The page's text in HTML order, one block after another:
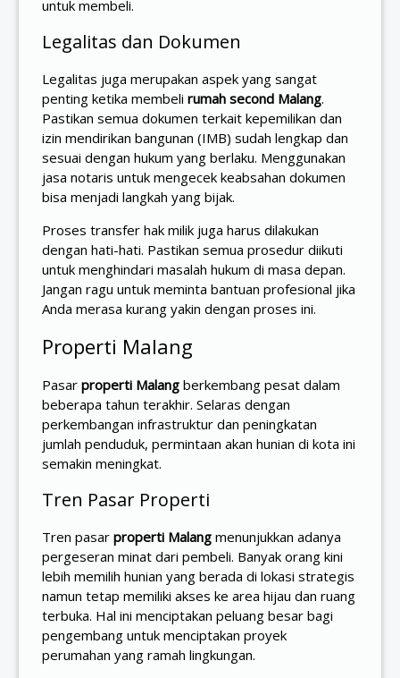
untuk membeli.
Legalitas dan Dokumen
Legalitas juga merupakan aspek yang sangat
penting ketika membeli rumah second Malang.
Pastikan semua dokumen terkait kepemilikan dan
izin mendirikan bangunan (IMB) sudah lengkap dan
sesuai dengan hukum yang berlaku. Menggunakan
jasa notaris untuk mengecek keabsahan dokumen
bisa menjadi langkah yang bijak.
Proses transfer hak milik juga harus dilakukan
dengan hati-hati. Pastikan semua prosedur diikuti
untuk menghindari masalah hukum di masa depan.
Jangan ragu untuk meminta bantuan profesional jika
Anda merasa kurang yakin dengan proses ini.
Properti Malang
Pasar properti Malang berkembang pesat dalam
beberapa tahun terakhir. Selaras dengan
perkembangan infrastruktur dan peningkatan
jumlah penduduk, permintaan akan hunian di kota ini
semakin meningkat.
Tren Pasar Properti
Tren pasar properti Malang menunjukkan adanya
pergeseran minat dari pembeli. Banyak orang kini
lebih memilih hunian yang berada di lokasi strategis
namun tetap memiliki akses ke area hijau dan ruang
terbuka. Hal ini menciptakan peluang besar bagi
pengembang untuk menciptakan proyek
perumahan yang ramah lingkungan.